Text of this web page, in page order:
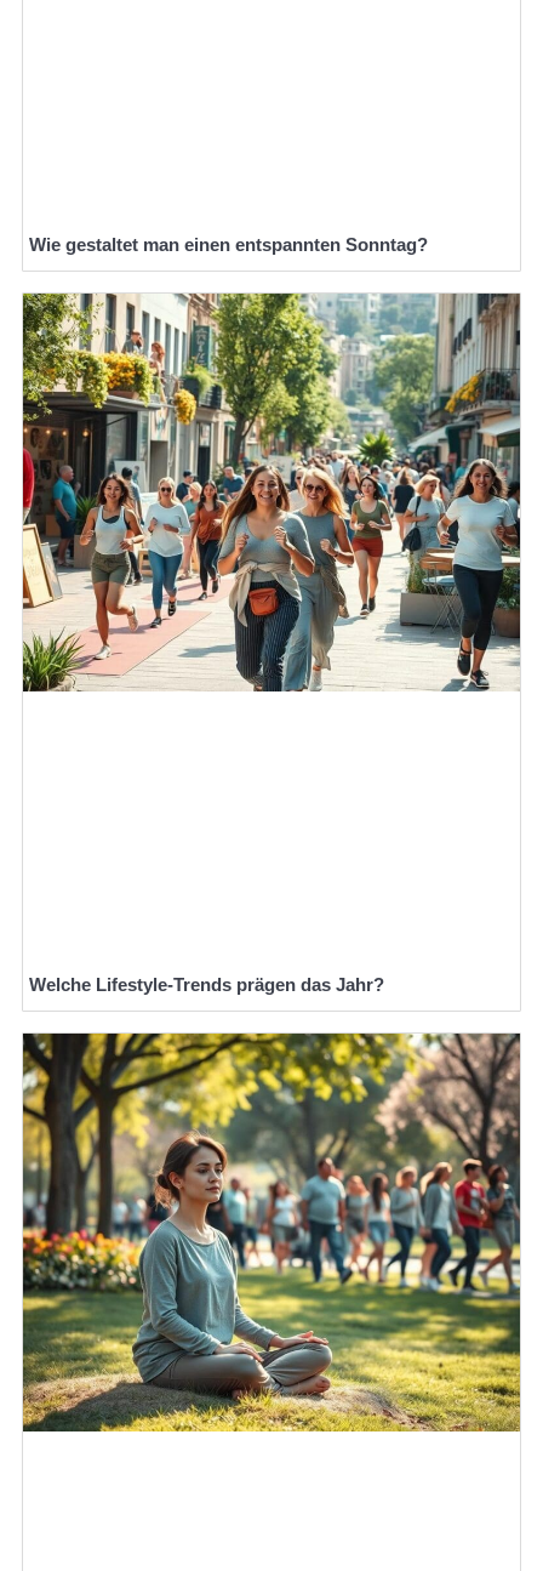
Wie gestaltet man einen entspannten Sonntag?
Welche Lifestyle-Trends prägen das Jahr?